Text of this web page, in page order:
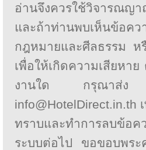
อ่านจึงควรใช้วิจารณญ
และถ้าท่านพบเห็นข้อค
กฎหมายและศีลธรรม ห
เพื่อให้เกิดความเสียหา
งานใด กรุณาส่
info@HotelDirect.in.th
ทราบและทำการลบข้
ระบบต่อไป ขอขอบพ